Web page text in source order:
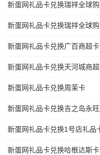
新蛋网礼品卡兑换瑞祥全球
新蛋网礼品卡兑换瑞祥全球
新蛋网礼品卡兑换广百商超卡
新蛋网礼品卡兑换天河城商
新蛋网礼品卡兑换周茉卡
新蛋网礼品卡兑换吉之岛永
新蛋网礼品卡兑换1号店礼品
新蛋网礼品卡兑换哈根达斯卡